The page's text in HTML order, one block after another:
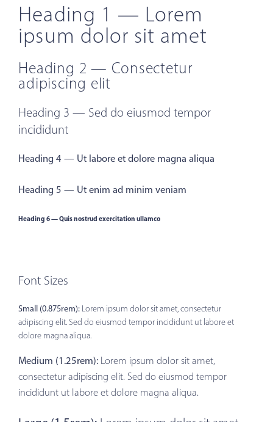
Heading 1 — Lorem
ipsum dolor sit amet
Heading 2 — Consectetur
adipiscing elit
Heading 3 — Sed do eiusmod tempor
incididunt
Heading 4 — Ut labore et dolore magna aliqua
Heading 5 — Ut enim ad minim veniam
Heading 6 — Quis nostrud exercitation ullamco
Font Sizes
Small (0.875rem): Lorem ipsum dolor sit amet, consectetur
adipiscing elit. Sed do eiusmod tempor incididunt ut labore et
dolore magna aliqua.
Medium (1.25rem): Lorem ipsum dolor sit amet,
consectetur adipiscing elit. Sed do eiusmod tempor
incididunt ut labore et dolore magna aliqua.